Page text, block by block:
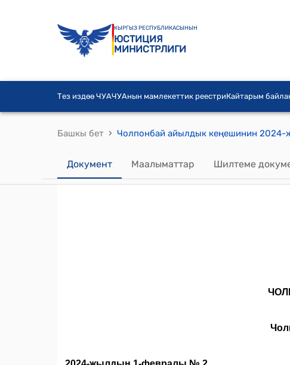
КЫРГЫЗ РЕСПУБЛИКАСЫНЫН
ЮСТИЦИЯ
МИНИСТРЛИГИ
Тез издөө ЧУАЧУАнын мамлекеттик реестриКайтарым
Башкы бет ›
Документ Маалыматтар Шилтеме